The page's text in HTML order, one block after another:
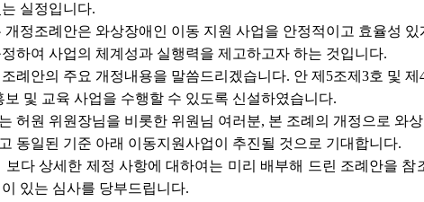
실정입니다.
개정조례안은 와상장애인 이동 지원 사업을 안정적이고 효율성
하여 사업의 체계성과 실행력을 제고하고자 하는 것입니다.
례안의 주요 개정내용을 말씀드리겠습니다. 안 제5조제3호 및
보 및 교육 사업을 수행할 수 있도록 신설하였습니다.
허원 위원장님을 비롯한 위원님 여러분, 본 조례의 개정으로 와
동일된 기준 아래 이동지원사업이 추진될 것으로 기대합니다.
보다 상세한 제정 사항에 대하여는 미리 배부해 드린 조례안을
있는 심사를 당부드립니다.